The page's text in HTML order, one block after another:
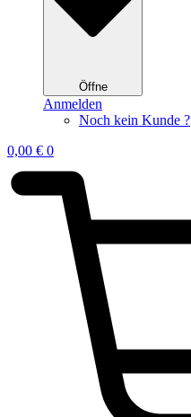
Öffne
Anmelden
Noch kein Kunde ?
0,00 € 0